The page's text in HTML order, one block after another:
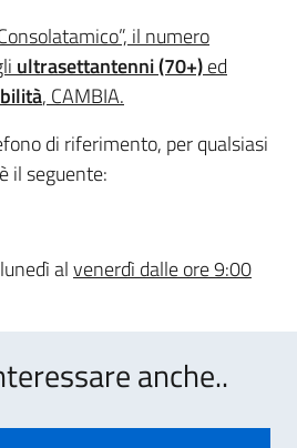
il numero
ultrasettantenni (70+)ed
, CAMBIA.
di riferimento, per qualsiasi
il seguente:
alvenerdì dalle ore 9:00
anche..